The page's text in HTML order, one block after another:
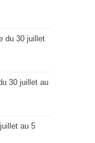
du 30 juillet
30 juillet au
au 5